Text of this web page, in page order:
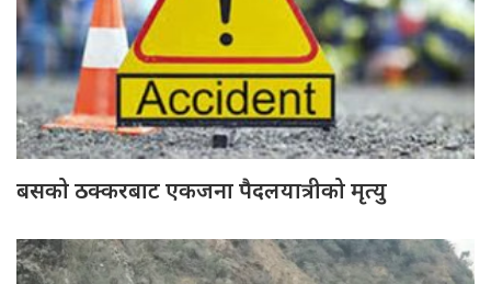
बसको ठक्करबाट एकजना पैदलयात्रीको मृत्यु